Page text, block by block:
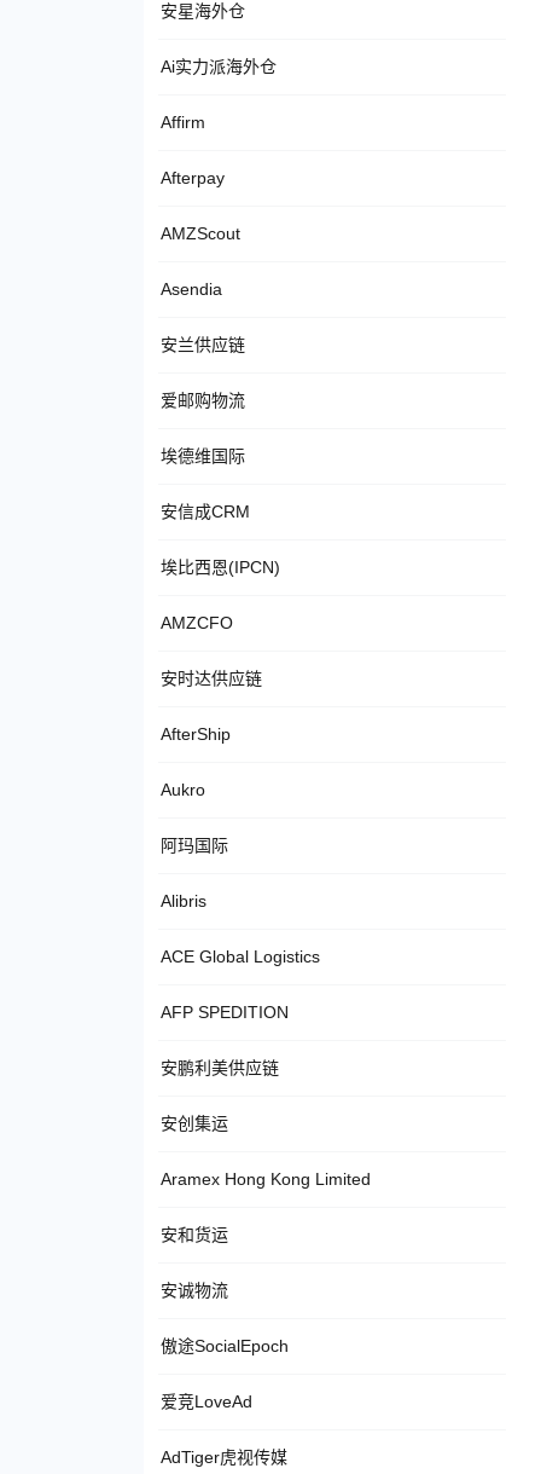
安星海外仓
Ai实力派海外仓
Affirm
Afterpay
AMZScout
Asendia
安兰供应链
爱邮购物流
埃德维国际
安信成CRM
埃比西恩(IPCN)
AMZCFO
安时达供应链
AfterShip
Aukro
阿玛国际
Alibris
ACE Global Logistics
AFP SPEDITION
安鹏利美供应链
安创集运
Aramex Hong Kong Limited
安和货运
安诚物流
傲途SocialEpoch
爱竞LoveAd
AdTiger虎视传媒